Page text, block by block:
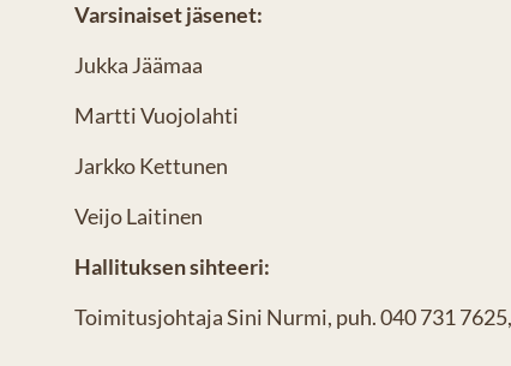
Varsinaiset jäsenet:
Jukka Jäämaa
Martti Vuojolahti
Jarkko Kettunen
Veijo Laitinen
Hallituksen sihteeri:
Toimitusjohtaja Sini Nurmi, puh. 040 731